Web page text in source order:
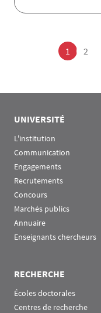
Page
1 Page
2
UNIVERSITÉ
L'institution
Communication
Engagements
Recrutements
Concours
Marchés publics
Annuaire
Enseignants chercheurs
RECHERCHE
Écoles doctorales
Centres de recherche